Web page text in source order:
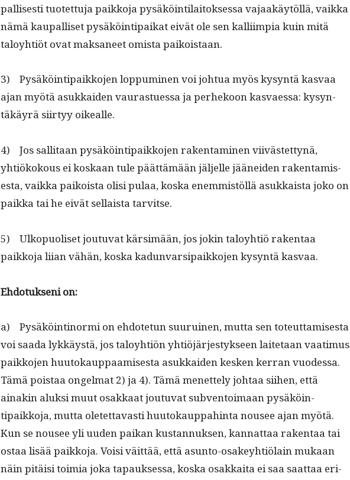
pal­lis­es­ti tuotet­tu­ja paikko­ja pysäköin­ti­laitok­ses­sa vajaakäytöl­lä, vaik­ka
nämä kau­pal­liset pysäköin­tipaikat eivät ole sen kalli­impia kuin mitä
taloy­htiöt ovat mak­sa­neet omista paikoistaan.
3) Pysäköin­tipaikko­jen lop­pumi­nen voi johtua myös kysyn­tä kas­vaa
ajan myötä asukkaiden vaurastues­sa ja per­hekoon kas­vaes­sa: kysyn­
täkäyrä siir­tyy oikealle.
4) Jos sal­li­taan pysäköin­tipaikko­jen rak­en­t­a­mi­nen viivästet­tynä,
yhtiökok­ous ei koskaan tule päät­tämään jäl­jelle jäänei­den rak­en­tamis­
es­ta, vaik­ka paikoista olisi pulaa, kos­ka enem­mistöl­lä asukkaista joko on
paik­ka tai he eivät sel­l­aista tarvitse.
5) Ulkop­uoliset joutu­vat kär­simään, jos jokin taloy­htiö rak­en­taa
paikko­ja liian vähän, kos­ka kadun­var­si­paikko­jen kysyn­tä kasvaa.
Ehdo­tuk­seni on:
a) Pysäköinti­nor­mi on ehdote­tun suu­ru­inen, mut­ta sen toteut­tamis­es­ta
voi saa­da lykkäys­tä, jos taloy­htiön yhtiöjärjestyk­seen laite­taan vaa­timus
paikko­jen huu­tokaup­paamis­es­ta asukkaiden kesken ker­ran vuodessa.
Tämä pois­taa ongel­mat 2) ja 4). Tämä menet­te­ly johtaa siihen, että
ainakin aluk­si muut osakkaat joutu­vat sub­ven­toimaan pysäköin­
tipaikko­ja, mut­ta oletet­tavasti huu­tokaup­pahin­ta nousee ajan myötä.
Kun se nousee yli uuden paikan kus­tan­nuk­sen, kan­nat­taa rak­en­taa tai
ostaa lisää paikko­ja. Voisi väit­tää, että asun­to-osakey­htiölain mukaan
näin pitäisi toimia joka tapauk­ses­sa, kos­ka osakkai­ta ei saa saat­taa eri­